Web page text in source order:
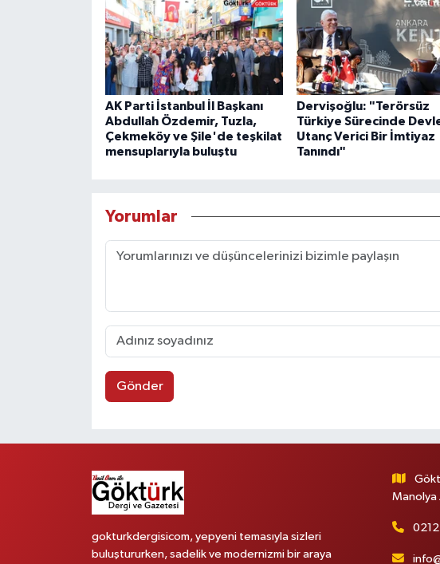
AK Parti İstanbul İl Başkanı
Abdullah Özdemir, Tuzla,
Çekmeköy ve Şile'de teşkilat
mensuplarıyla buluştu
Dervişoğlu: "Terörsüz
Türkiye Sürecinde
Utanç Verici Bir İmtiyaz
Tanındı"
Yorumlar
Gönder
gokturkdergisicom, yepyeni temasıyla sizleri
buluştururken, sadelik ve modernizmi bir araya
Manolya